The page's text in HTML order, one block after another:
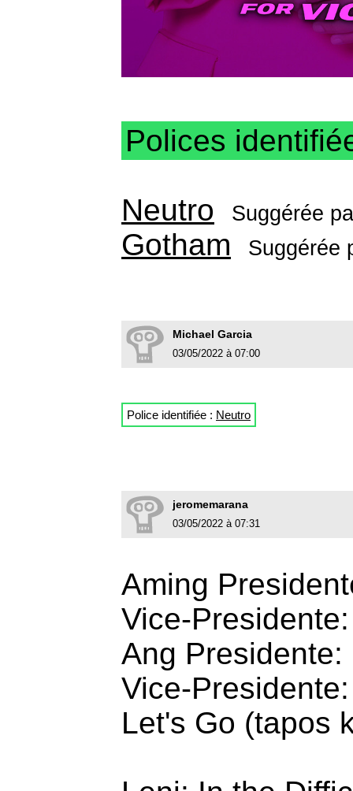
Polices
Neutro Suggérée
Gotham Suggérée
Michael Garcia
03/05/2022 à 07:00
Police identifiée : Neutro
jeromemarana
03/05/2022 à 07:31
Aming
Vice-
Ang
Vice-
Let's Go (tapos